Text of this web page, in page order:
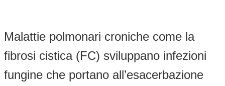
Malattie polmonari croniche come la
fibrosi cistica (FC) sviluppano infezioni
fungine che portano all’esacerbazione